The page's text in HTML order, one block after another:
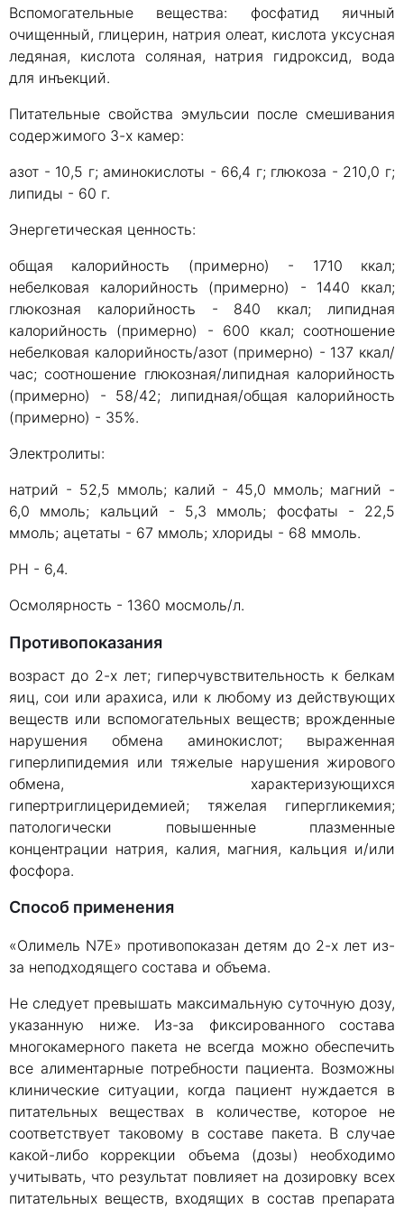
Вспомогательные вещества: фосфатид яичный
очищенный, глицерин, натрия олеат, кислота уксусная
ледяная, кислота соляная, натрия гидроксид, вода
для инъекций.
Питательные свойства эмульсии после смешивания
содержимого 3-х камер:
азот - 10,5 г; аминокислоты - 66,4 г; глюкоза - 210,0 г;
липиды - 60 г.
Энергетическая ценность:
общая калорийность (примерно) - 1710 ккал;
небелковая калорийность (примерно) - 1440 ккал;
глюкозная калорийность - 840 ккал; липидная
калорийность (примерно) - 600 ккал; соотношение
небелковая калорийность/азот (примерно) - 137 ккал/
час; соотношение глюкозная/липидная калорийность
(примерно) - 58/42; липидная/общая калорийность
(примерно) - 35%.
Электролиты:
натрий - 52,5 ммоль; калий - 45,0 ммоль; магний -
6,0 ммоль; кальций - 5,3 ммоль; фосфаты - 22,5
ммоль; ацетаты - 67 ммоль; хлориды - 68 ммоль.
РH - 6,4.
Осмолярность - 1360 мосмоль/л.
Противопоказания
возраст до 2-х лет; гиперчувствительность к белкам
яиц, сои или арахиса, или к любому из действующих
веществ или вспомогательных веществ; врожденные
нарушения обмена аминокислот; выраженная
гиперлипидемия или тяжелые нарушения жирового
обмена, характеризующихся
гипертриглицеридемией; тяжелая гипергликемия;
патологически повышенные плазменные
концентрации натрия, калия, магния, кальция и/или
фосфора.
Способ применения
«Олимель N7E» противопоказан детям до 2-х лет из-
за неподходящего состава и объема.
Не следует превышать максимальную суточную дозу,
указанную ниже. Из-за фиксированного состава
многокамерного пакета не всегда можно обеспечить
все алиментарные потребности пациента. Возможны
клинические ситуации, когда пациент нуждается в
питательных веществах в количестве, которое не
соответствует таковому в ​​составе пакета. В случае
какой-либо коррекции объема (дозы) необходимо
учитывать, что результат повлияет на дозировку всех
питательных веществ, входящих в состав препарата